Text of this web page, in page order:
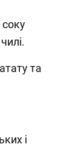
та
і